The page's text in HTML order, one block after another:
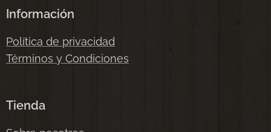
Información
Política de privacidad
Términos y Condiciones
Tienda